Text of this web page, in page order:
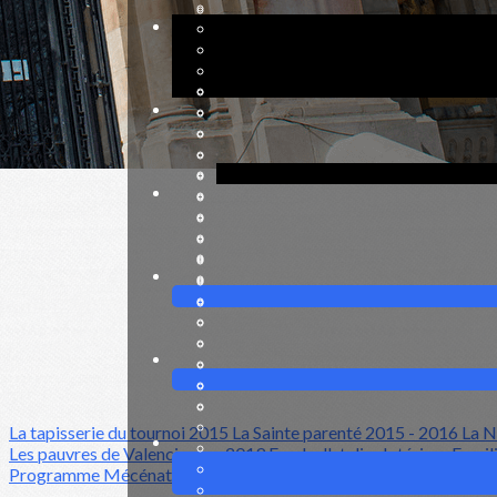
Programme Mécénat 2025
?>
Images de la page d'accueil
Cliquez pour éditer
La tapisserie du tournoi 2015 La Sainte parenté 2015 - 2016 La
Les pauvres de Valenciennes 2019Fonds d'atelierIntérieur
Programme Mécénat 2024